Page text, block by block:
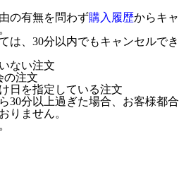
の有無を問わず購入履歴からキャ
は、30分以内でもキャンセルでき
ない注文
の注文
日を指定している注文
30分以上過ぎた場合、お客様都合
りません。